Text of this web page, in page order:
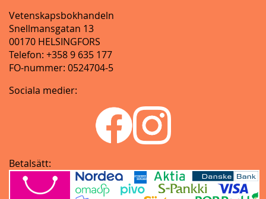
Vetenskapsbokhandeln
Snellmansgatan 13
00170 HELSINGFORS
Telefon: +358 9 635 177
FO-nummer: 0524704-5
Sociala medier:
Betalsätt: